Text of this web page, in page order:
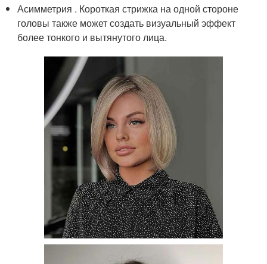
Асимметрия . Короткая стрижка на одной стороне
головы также может создать визуальный эффект
более тонкого и вытянутого лица.